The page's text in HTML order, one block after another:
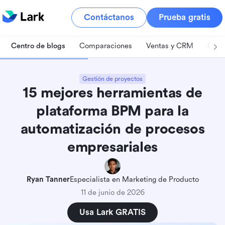
Contáctanos Prueba gratis
Centro de blogs Comparaciones Ventas y CRM
Gestión de proyectos
15 mejores herramientas de
plataforma BPM para la
automatización de procesos
empresariales
Ryan TannerEspecialista en Marketing de Producto
11 de junio de 2026
Usa Lark GRATIS